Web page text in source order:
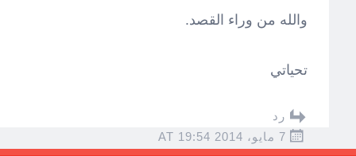
والله من وراء القصد.
تحياتي
رد
7 مايو، 2014 AT 19:54